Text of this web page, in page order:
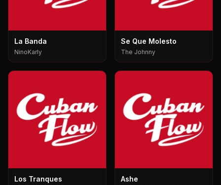
La Banda
NinoKarly
Se Que Molesto
The Johnny
Los Tranques Ashe